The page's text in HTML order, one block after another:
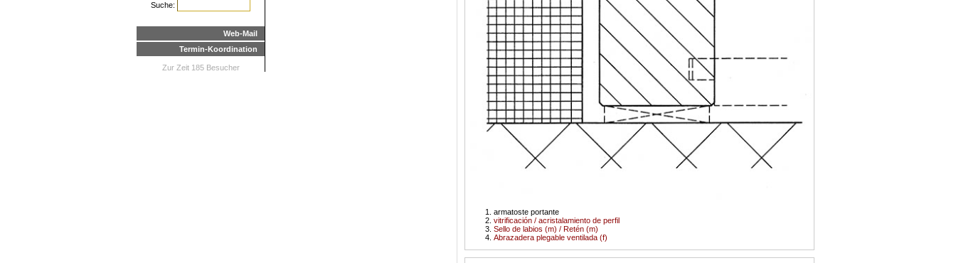
Suche:
Web-Mail
Termin-Koordination
Zur Zeit 185 Besucher
armatoste portante
vitrificación / acristalamiento de perfil
Sello de labios (m) / Retén (m)
Abrazadera plegable ventilada (f)